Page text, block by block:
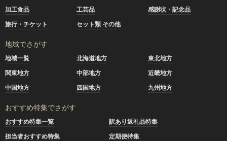
加工食品
工芸品
感謝状・記念品
旅行・チケット
セット類 その他
地域でさがす
地域一覧 北海道地方
東北地方
関東地方
中部地方
近畿地方
中国地方
四国地方 九州地方
おすすめ特集でさがす
おすすめ特集一覧
訳あり返礼品特集
担当者おすすめ特集
定期便特集